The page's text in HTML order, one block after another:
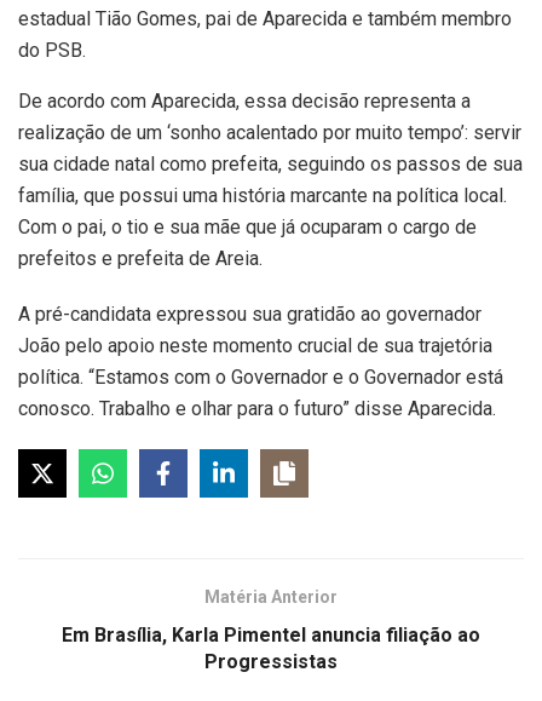
estadual Tião Gomes, pai de Aparecida e também membro
do PSB.
De acordo com Aparecida, essa decisão representa a
realização de um ‘sonho acalentado por muito tempo’: servir
sua cidade natal como prefeita, seguindo os passos de sua
família, que possui uma história marcante na política local.
Com o pai, o tio e sua mãe que já ocuparam o cargo de
prefeitos e prefeita de Areia.
A pré-candidata expressou sua gratidão ao governador
João pelo apoio neste momento crucial de sua trajetória
política. “Estamos com o Governador e o Governador está
conosco. Trabalho e olhar para o futuro” disse Aparecida.
Matéria Anterior
Em Brasília, Karla Pimentel anuncia filiação ao
Progressistas